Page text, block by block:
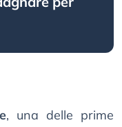
, una delle prime